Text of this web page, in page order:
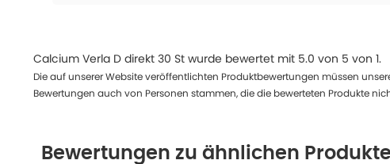
Calcium Verla D direkt 30 St wurde bewertet mit 5.0 von 5 von 1.
Die auf unserer Website veröffentlichten Produktbewertungen müssen
Bewertungen auch von Personen stammen, die die bewerteten Produkte
Bewertungen zu ähnlichen